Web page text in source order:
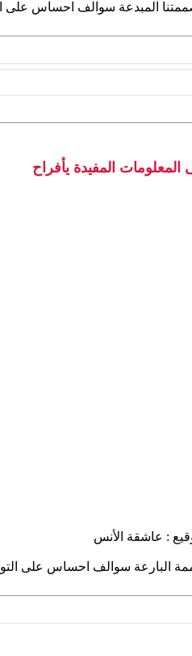
المبدعة سوالف احساس على
المفيدة يأفراح
البارعة سوالف احساس على